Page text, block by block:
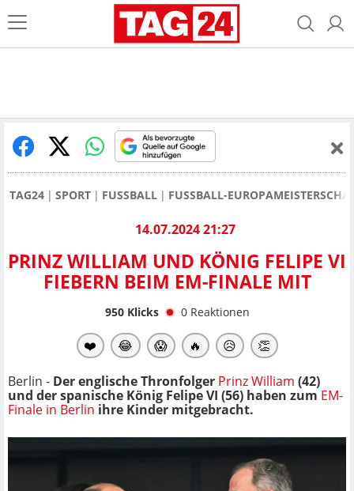
TAG24 SPORT FUSSBALL FUSSBALL-
14.07.2024 21:27
PRINZ WILLIAM UND KÖNIG FELIPE VI
FIEBERN BEIM EM-FINALE MIT
950Klicks 0 Reaktionen
❤️ 😂 😱 🔥 😥 👏
Berlin - Der englische Thronfolger Prinz William (42)
und der spanische König Felipe VI (56) haben zum EM-
Finale in Berlin ihre Kinder mitgebracht.